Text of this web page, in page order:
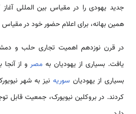
جدید یهودی را در مقیاس بین المللی آغاز
همین ‌‌‌‌‌‌‌‌‌‌بهانه، برای اعلام حضور خود در
در قرن نوزدهم اهمیت تجاری حلب و
یافت. بسیاری از یهودیان به مصر و از
بسیاری از یهودیان سوریهنیز به شهر
کردند. در بروکلین نیویورک، جمعیت قابل